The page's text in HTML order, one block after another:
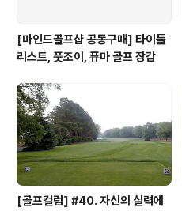
[마인드골프샵 공동구매] 타이틀
리스트, 풋조이, 퓨마 골프 장갑
[골프컬럼] #40. 자신의 실력에